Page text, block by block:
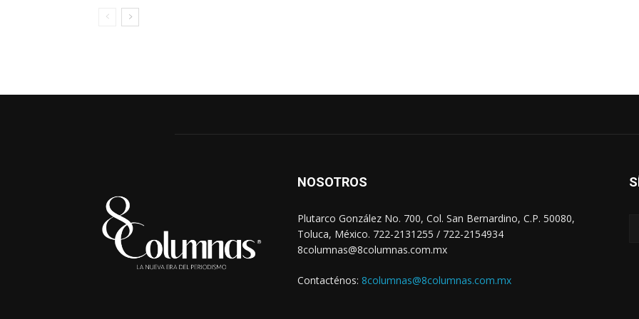
NOSOTROS
Plutarco González No. 700, Col. San Bernardino, C.P. 50080,
Toluca, México. 722-2131255 / 722-2154934
8columnas@8columnas.com.mx
Contacténos: 8columnas@8columnas.com.mx